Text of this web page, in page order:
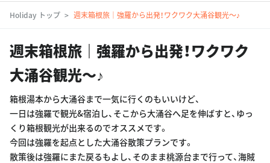
Holiday トップ 週末箱根旅｜強羅から出発！ワクワク大涌谷観光〜♪
週末箱根旅｜強羅から出発！ワクワク
大涌谷観光〜♪
箱根湯本から大涌谷まで一気に行くのもいいけど、
一日は強羅で観光&宿泊し、そこから大涌谷へ足を伸ばすと、ゆっ
くり箱根観光が出来るのでオススメです。
今回は強羅を起点とした大涌谷散策プランです。
散策後は強羅にまた戻るもよし、そのまま桃源台まで行って、海賊